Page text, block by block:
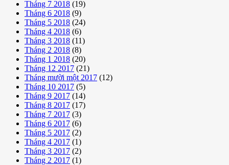
Tháng 7 2018 (19)
Tháng 6 2018 (9)
Tháng 5 2018 (24)
Tháng 4 2018 (6)
Tháng 3 2018 (11)
Tháng 2 2018 (8)
Tháng 1 2018 (20)
Tháng 12 2017 (21)
Tháng mười một 2017 (12)
Tháng 10 2017 (5)
Tháng 9 2017 (14)
Tháng 8 2017 (17)
Tháng 7 2017 (3)
Tháng 6 2017 (6)
Tháng 5 2017 (2)
Tháng 4 2017 (1)
Tháng 3 2017 (2)
Tháng 2 2017 (1)